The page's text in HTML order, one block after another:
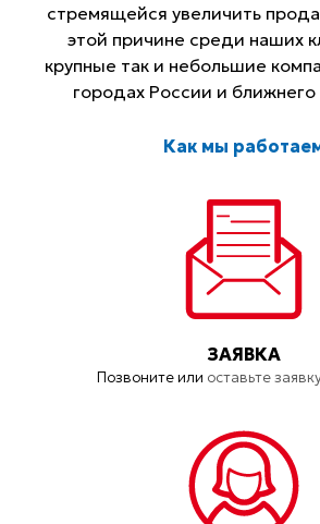
стремящейся увеличить
этой причине среди наших
крупные так и небольшие
городах России и ближнего
Как мы
ЗАЯВКА
Позвоните или оставьте